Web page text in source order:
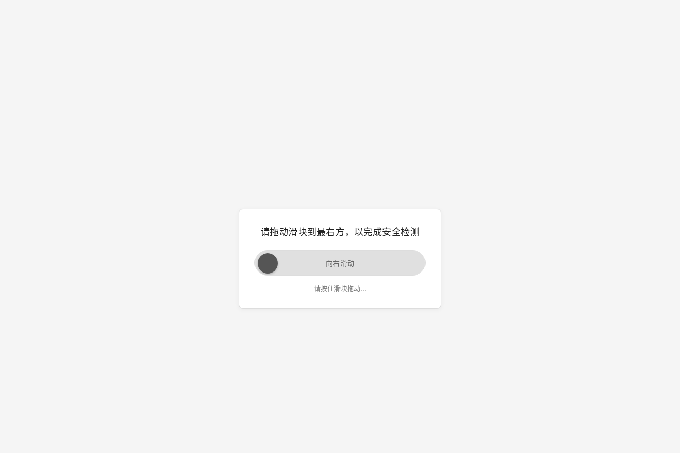
请拖动滑块到最右方，以完成安全检测
向右滑动
请按住滑块拖动...